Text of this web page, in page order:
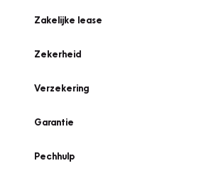
Zakelijke lease
Zekerheid
Verzekering
Garantie
Pechhulp